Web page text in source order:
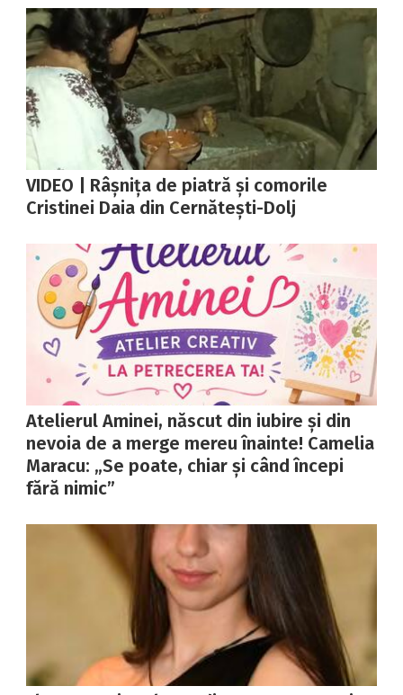
VIDEO | Râșnița de piatră și comorile
Cristinei Daia din Cernătești-Dolj
Atelierul Aminei, născut din iubire și din
nevoia de a merge mereu înainte! Camelia
Maracu: „Se poate, chiar și când începi
fără nimic”